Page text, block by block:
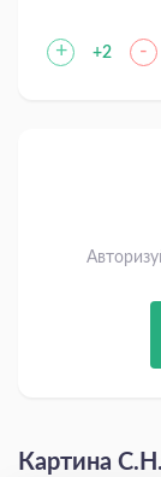
+ +2 -
Картина